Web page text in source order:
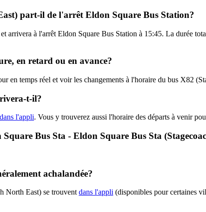
part-il de l'arrêt Eldon Square Bus Station?
arrivera à l'arrêt Eldon Square Bus Station à 15:45. La durée
en retard ou en avance?
en temps réel et voir les changements à l'horaire du bus X82
t-il?
dans l'appli. Vous y trouverez aussi l'horaire des départs à venir
Bus Sta - Eldon Square Bus Sta
achalandée?
North East) se trouvent dans l'appli (disponibles pour certaines